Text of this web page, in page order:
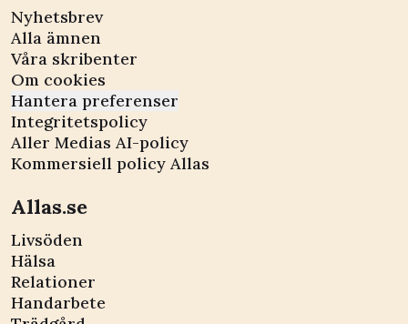
Nyhetsbrev
Alla ämnen
Våra skribenter
Om cookies
Hantera preferenser
Integritetspolicy
Aller Medias AI-policy
Kommersiell policy Allas
Allas.se
Livsöden
Hälsa
Relationer
Handarbete